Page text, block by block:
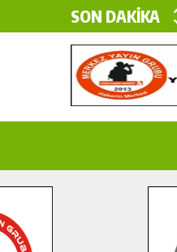
SON DAKİKA